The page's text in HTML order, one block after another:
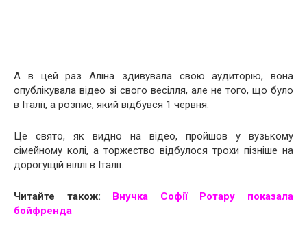
А в цей раз Аліна здивувала свою аудиторію, вона
опублікувала відео зі свого весілля, але не того, що було
в Італії, а розпис, який відбувся 1 червня.
Це свято, як видно на відео, пройшов у вузькому
сімейному колі, а торжество відбулося трохи пізніше на
дорогущій віллі в Італії.
Читайте також:
Внучка Софії Ротару показала
бойфренда